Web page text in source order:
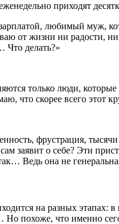
приходят
любимый муж,
от жизни ни радости,
Что делать?»
только люди,
скорее всего этот
фрустрация,
заявит о себе? Эти
Ведь она не
на разных
Но похоже, что именно